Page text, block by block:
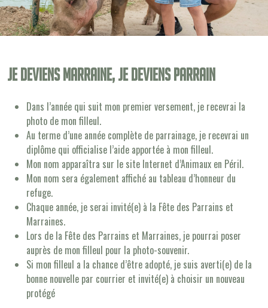
Je deviens Marraine, je deviens Parrain
Dans l’année qui suit mon premier versement, je recevrai la
photo de mon filleul.
Au terme d’une année complète de parrainage, je recevrai un
diplôme qui officialise l’aide apportée à mon filleul.
Mon nom apparaîtra sur le site Internet d’Animaux en Péril.
Mon nom sera également affiché au tableau d’honneur du
refuge.
Chaque année, je serai invité(e) à la Fête des Parrains et
Marraines.
Lors de la Fête des Parrains et Marraines, je pourrai poser
auprès de mon filleul pour la photo-souvenir.
Si mon filleul a la chance d’être adopté, je suis averti(e) de la
bonne nouvelle par courrier et invité(e) à choisir un nouveau
protégé